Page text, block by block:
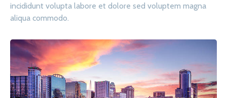
incididunt volupta labore et dolore sed voluptem magna
aliqua commodo.